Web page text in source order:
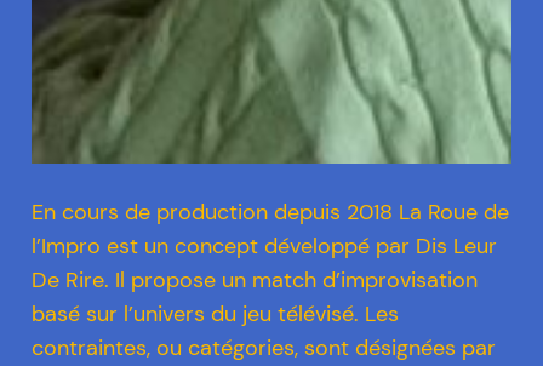
En cours de production depuis 2018 La Roue de
l’Impro est un concept développé par Dis Leur
De Rire. Il propose un match d’improvisation
basé sur l’univers du jeu télévisé. Les
contraintes, ou catégories, sont désignées par